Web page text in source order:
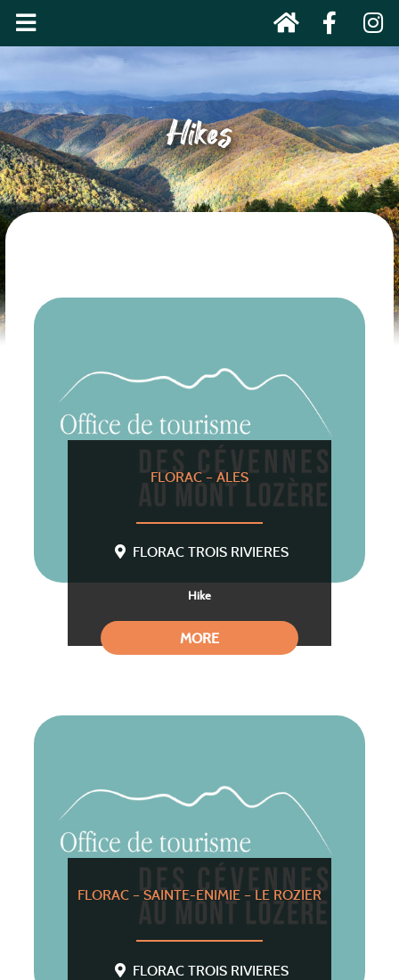
Hikes
FLORAC – ALES
FLORAC TROIS RIVIERES
Hike
MORE
FLORAC – SAINTE-ENIMIE – LE ROZIER
FLORAC TROIS RIVIERES